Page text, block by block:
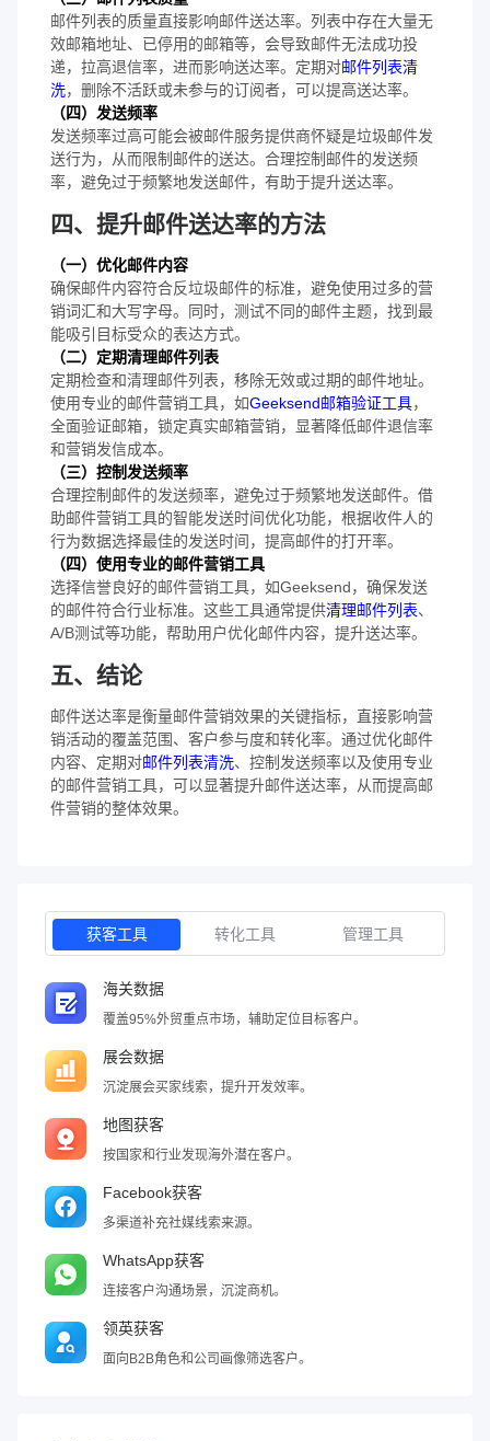
邮件列表的质量直接影响邮件送达率。列表中存在大量无
效邮箱地址、已停用的邮箱等，会导致邮件无法成功投
递，拉高退信率，进而影响送达率。定期对邮件列表清
洗，删除不活跃或未参与的订阅者，可以提高送达率。
（四）发送频率
发送频率过高可能会被邮件服务提供商怀疑是垃圾邮件发
送行为，从而限制邮件的送达。合理控制邮件的发送频
率，避免过于频繁地发送邮件，有助于提升送达率。
四、提升邮件送达率的方法
（一）优化邮件内容
确保邮件内容符合反垃圾邮件的标准，避免使用过多的营
销词汇和大写字母。同时，测试不同的邮件主题，找到最
能吸引目标受众的表达方式。
（二）定期清理邮件列表
定期检查和清理邮件列表，移除无效或过期的邮件地址。
使用专业的邮件营销工具，如Geeksend邮箱验证工具，
全面验证邮箱，锁定真实邮箱营销，显著降低邮件退信率
和营销发信成本。
（三）控制发送频率
合理控制邮件的发送频率，避免过于频繁地发送邮件。借
助邮件营销工具的智能发送时间优化功能，根据收件人的
行为数据选择最佳的发送时间，提高邮件的打开率。
（四）使用专业的邮件营销工具
选择信誉良好的邮件营销工具，如Geeksend，确保发送
的邮件符合行业标准。这些工具通常提供清理邮件列表、
A/B测试等功能，帮助用户优化邮件内容，提升送达率。
五、结论
邮件送达率是衡量邮件营销效果的关键指标，直接影响营
销活动的覆盖范围、客户参与度和转化率。通过优化邮件
内容、定期对邮件列表清洗、控制发送频率以及使用专业
的邮件营销工具，可以显著提升邮件送达率，从而提高邮
件营销的整体效果。
获客工具 转化工具 管理工具
海关数据
覆盖95%外贸重点市场，辅助定位目标客户。
展会数据
沉淀展会买家线索，提升开发效率。
地图获客
按国家和行业发现海外潜在客户。
Facebook获客
多渠道补充社媒线索来源。
WhatsApp获客
连接客户沟通场景，沉淀商机。
领英获客
面向B2B角色和公司画像筛选客户。